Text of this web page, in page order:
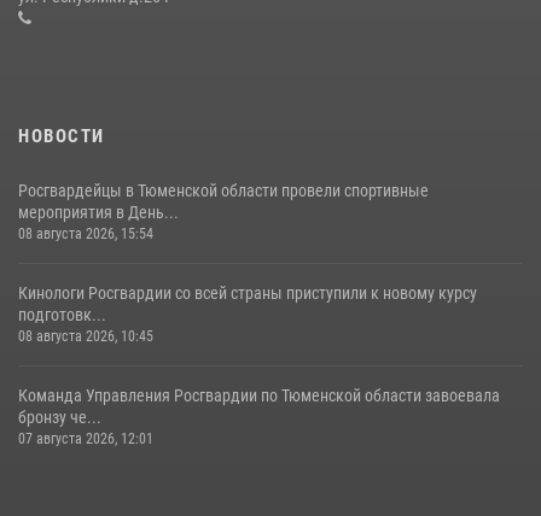
16 июля 2026, 10:42
НОВОСТИ
Росгвардейцы в Тюменской области провели спортивные
мероприятия в День...
08 августа 2026, 15:54
Кинологи Росгвардии со всей страны приступили к новому курсу
подготовк...
08 августа 2026, 10:45
Команда Управления Росгвардии по Тюменской области завоевала
бронзу че...
07 августа 2026, 12:01